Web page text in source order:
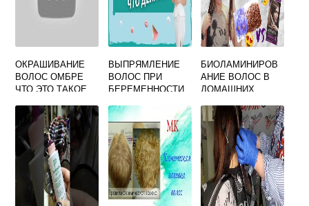
ОКРАШИВАНИЕ
ВОЛОС ОМБРЕ
ЧТО ЭТО ТАКОЕ
ВЫПРЯМЛЕНИЕ
ВОЛОС ПРИ
БЕРЕМЕННОСТИ
БИОЛАМИНИРОВ
АНИЕ ВОЛОС В
ДОМАШНИХ